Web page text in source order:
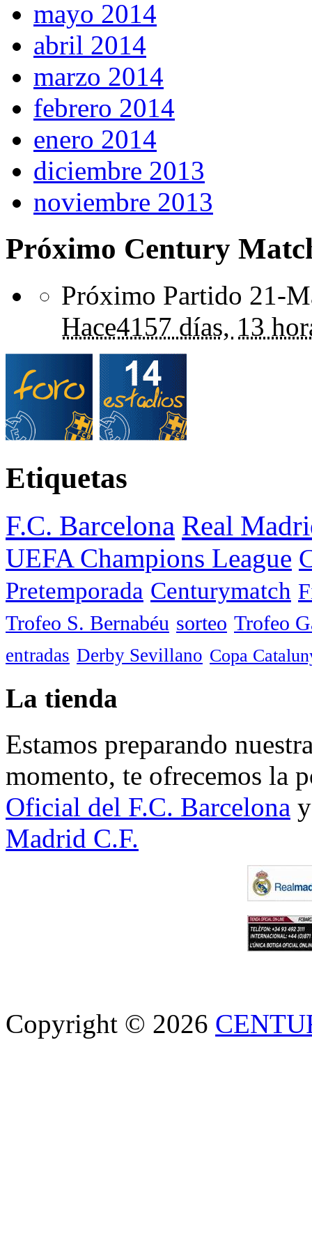
mayo 2014
abril 2014
marzo 2014
febrero 2014
enero 2014
diciembre 2013
noviembre 2013
Próximo Century
Próximo Partido 21-
Hace4157 días, 13
Etiquetas
F.C. Barcelona Real
UEFA Champions League
Pretemporada Centurymatch
Trofeo S. Bernabéu sorteo Trofeo
entradas Derby Sevillano Copa
La tienda
Estamos preparando
momento, te ofrecemos la
Oficial del F.C. Barcelona
Madrid C.F.
Copyright © 2026